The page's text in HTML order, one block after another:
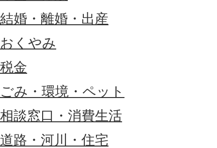
結婚・離婚・出産
おくやみ
税金
ごみ・環境・ペット
相談窓口・消費生活
道路・河川・住宅